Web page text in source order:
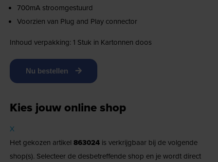
700mA stroomgestuurd
Voorzien van Plug and Play connector
Inhoud verpakking: 1 Stuk in Kartonnen doos
Nu bestellen
Kies jouw online shop
X
Het gekozen artikel 863024 is verkrijgbaar bij de volgende
shop(s). Selecteer de desbetreffende shop en je wordt direct